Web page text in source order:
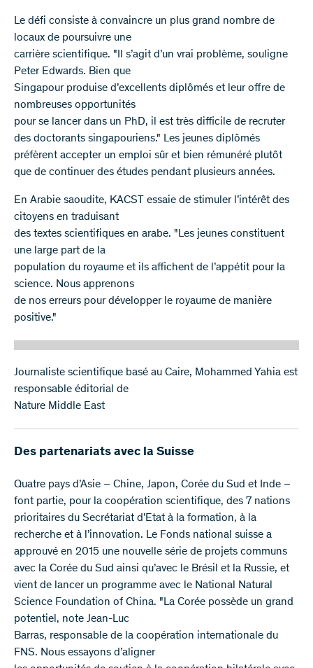
Le défi consiste à convaincre un plus grand nombre de
locaux de poursuivre une
carrière scientifique. "Il s’agit d’un vrai problème, souligne
Peter Edwards. Bien que
Singapour produise d’excellents diplômés et leur offre de
nombreuses opportunités
pour se lancer dans un PhD, il est très difficile de recruter
des doctorants singapouriens." Les jeunes diplômés
préfèrent accepter un emploi sûr et bien rémunéré plutôt
que de continuer des études pendant plusieurs années.
En Arabie saoudite, KACST essaie de stimuler l’intérêt des
citoyens en traduisant
des textes scientifiques en arabe. "Les jeunes constituent
une large part de la
population du royaume et ils affichent de l’appétit pour la
science. Nous apprenons
de nos erreurs pour développer le royaume de manière
positive."
Journaliste scientifique basé au Caire, Mohammed Yahia est
responsable éditorial de
Nature Middle East
Des partenariats avec la Suisse
Quatre pays d’Asie – Chine, Japon, Corée du Sud et Inde –
font partie, pour la coopération scientifique, des 7 nations
prioritaires du Secrétariat d’Etat à la formation, à la
recherche et à l’innovation. Le Fonds national suisse a
approuvé en 2015 une nouvelle série de projets communs
avec la Corée du Sud ainsi qu’avec le Brésil et la Russie, et
vient de lancer un programme avec le National Natural
Science Foundation of China. "La Corée possède un grand
potentiel, note Jean-Luc
Barras, responsable de la coopération internationale du
FNS. Nous essayons d’aligner